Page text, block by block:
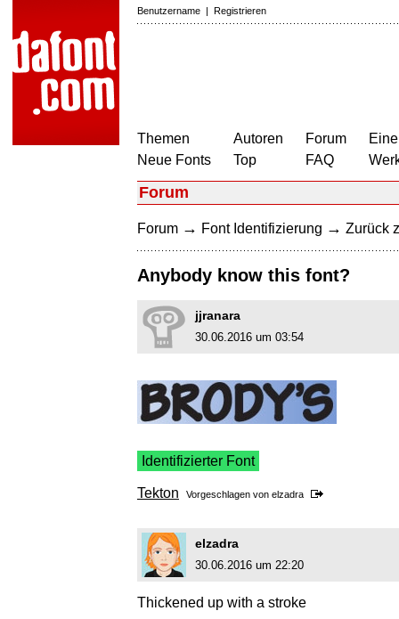
Benutzername | Registrieren
Themen
Neue Fonts
Autoren
Top
Forum
FAQ
Forum
Forum → Font Identifizierung → Zurück
Anybody know this font?
jjranara
30.06.2016 um 03:54
Identifizierter Font
Tekton Vorgeschlagen von elzadra
elzadra
30.06.2016 um 22:20
Thickened up with a stroke